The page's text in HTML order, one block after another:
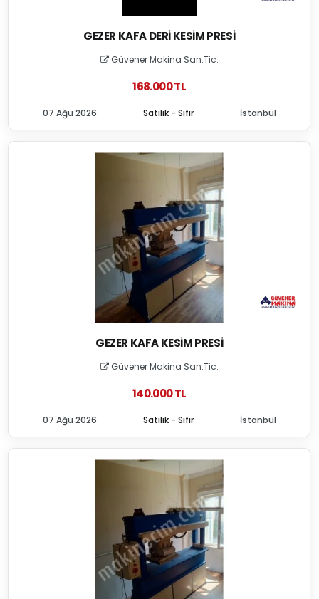
GEZER KAFA DERI KESIM PRESI
Güvener Makina San.Tic.
168.000 TL
Satılık - Sıfır
07 Ağu 2026 İstanbul
GEZER KAFA KESIM PRESI
Güvener Makina San.Tic.
140.000 TL
Satılık - Sıfır
07 Ağu 2026 İstanbul